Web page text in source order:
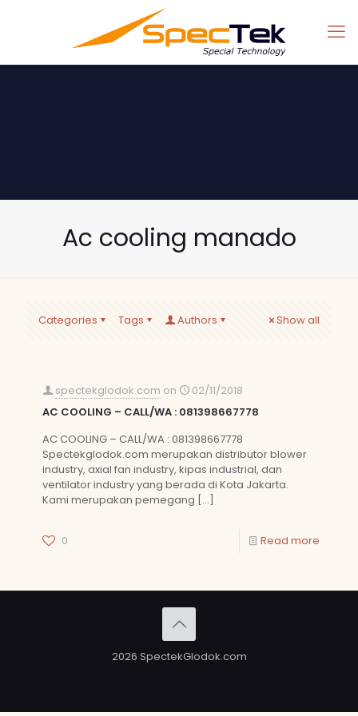
Ac cooling manado
Categories Tags Authors Show all
spectekglodok.com on
02/11/2018
AC COOLING – CALL/WA : 081398667778
AC COOLING – CALL/WA : 081398667778
Spectekglodok.com merupakan distributor blower
industry, axial fan industry, kipas industrial, dan
ventilator industry yang berada di Kota Jakarta.
Kami merupakan pemegang […]
0 Read more
2026 SpectekGlodok.com